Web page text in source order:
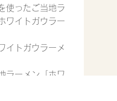
使ったご当地ラ
ワイトガウラー
イトガウラーメ
ラーメン「ホワ